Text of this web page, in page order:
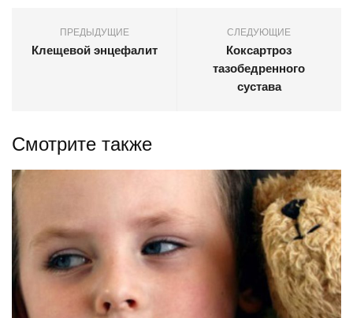
ПРЕДЫДУЩИЕ
Клещевой энцефалит
СЛЕДУЮЩИЕ
Коксартроз
тазобедренного
сустава
Смотрите также